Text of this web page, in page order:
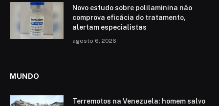
Novo estudo sobre polilaminina não
comprova eficácia do tratamento,
alertam especialistas
agosto 6, 2026
MUNDO
Terremotos na Venezuela: homem salvo